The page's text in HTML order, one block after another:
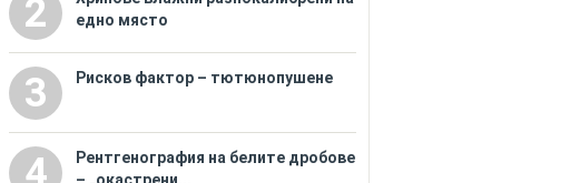
2
едно място
3 Рисков фактор – тютюнопушене
4
Рентгенография на белите дробове